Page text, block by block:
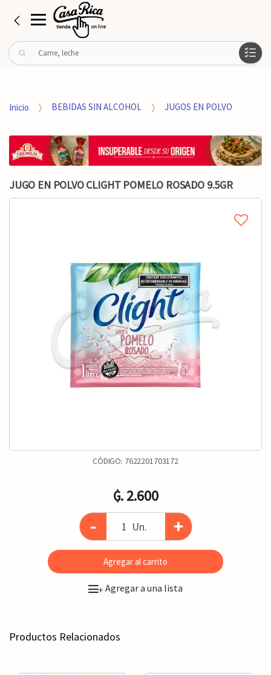
B
u
r
o
Inicio BEBIDAS SIN ALCOHOL JUGOS EN POLVO
JUGO EN POLVO CLIGHT POMELO ROSADO 9.5GR
CÓDIGO: 7622201703172
₲. 2.600
- Un. +
Agregar al carrito
+Agregar a una lista
Productos Relacionados